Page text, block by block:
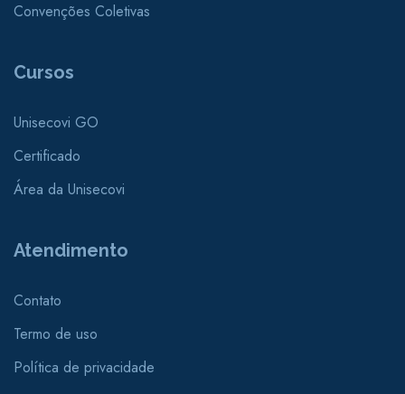
Convenções Coletivas
Cursos
Unisecovi GO
Certificado
Área da Unisecovi
Atendimento
Contato
Termo de uso
Política de privacidade